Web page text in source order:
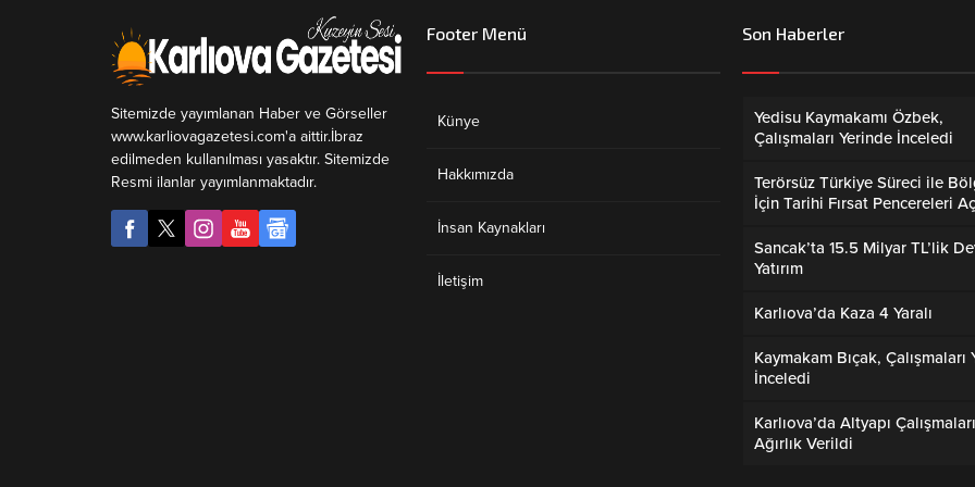
Sitemizde yayımlanan Haber ve Görseller
www.karliovagazetesi.com'a aittir.İbraz
edilmeden kullanılması yasaktır. Sitemizde
Resmi ilanlar yayımlanmaktadır.
Footer Menü
Künye
Hakkımızda
İnsan Kaynakları
İletişim
Son Haberler
Yedisu Kaymakamı Özbek,
Çalışmaları Yerinde İnceledi
Terörsüz Türkiye Süreci ile
İçin Tarihi Fırsat Pencereleri
Sancak’ta 15.5 Milyar TL’lik
Yatırım
Karlıova’da Kaza 4 Yaralı
Kaymakam Bıçak, Çalışmaları
İnceledi
Karlıova’da Altyapı
Ağırlık Verildi